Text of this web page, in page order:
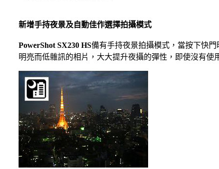
新增手持夜景及自動佳作選擇拍攝模式
PowerShot SX230 HS備有手持夜景拍攝模式，當按下快
明亮而低雜訊的相片，大大提升夜攝的彈性，即使沒有使